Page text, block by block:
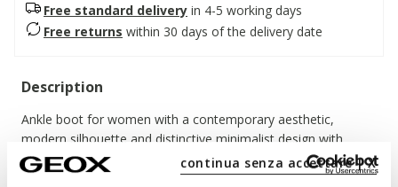
continua senza accettare | X
Free standard delivery in 4-5 working days
Free returns within 30 days of the delivery date
Description
Ankle boot for women with a contemporary aesthetic,
modern silhouette and distinctive minimalist design with
plenty of versatile styling potential. This version has been
crafted from soft suede for everyday comfort and